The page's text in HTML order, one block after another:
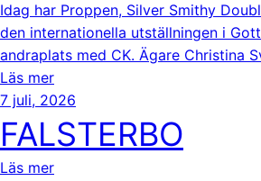
Idag har Proppen, Silver Smithy
den internationella utställningen i
andraplats med CK. Ägare Christina
Läs mer
7 juli, 2026
FALSTERBO
Läs mer